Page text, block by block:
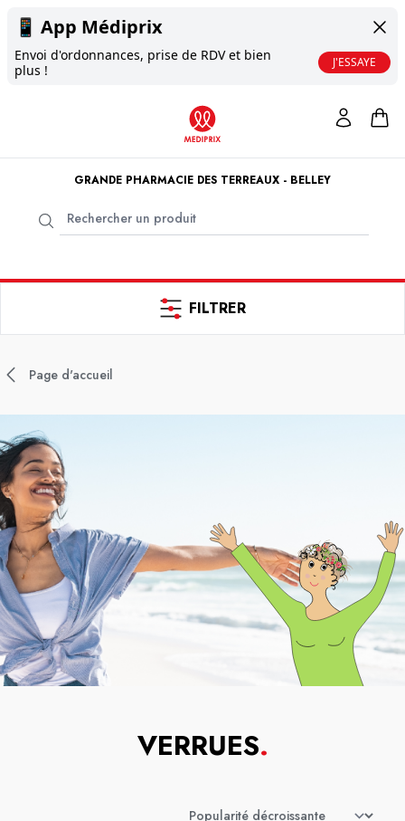
📱 App Médiprix
Envoi d'ordonnances, prise de RDV et bien
plus !
J'ESSAYE
GRANDE PHARMACIE DES TERREAUX - BELLEY
FILTRER
Page d'accueil
VERRUES.